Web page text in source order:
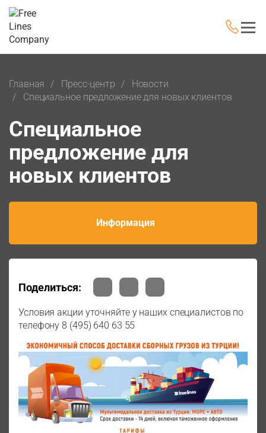
Главная Пресс-центр
Новости
Cпециальное предложение для новых клиентов
Cпециальное
предложение для
новых клиентов
Информация
Поделиться:
Условия акции уточняйте у наших специалистов по
телефону 8 (495) 640 63 55